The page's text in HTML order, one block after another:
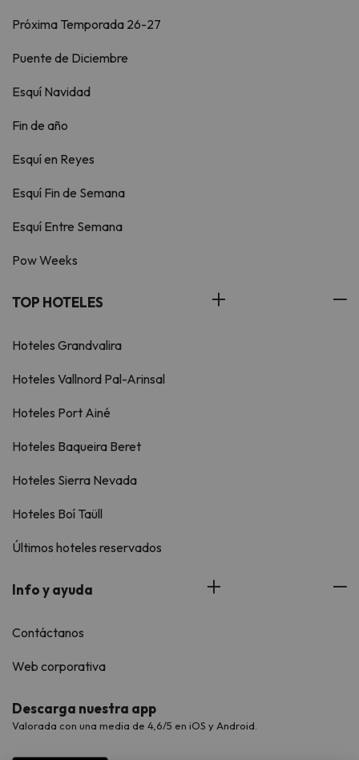
Próxima Temporada 26-27
Puente de Diciembre
Esquí Navidad
Fin de año
Esquí en Reyes
Esquí Fin de Semana
Esquí Entre Semana
Pow Weeks
TOP HOTELES
Hoteles Grandvalira
Hoteles Vallnord Pal-Arinsal
Hoteles Port Ainé
Hoteles Baqueira Beret
Hoteles Sierra Nevada
Hoteles Boí Taüll
Últimos hoteles reservados
Info y ayuda
Contáctanos
Web corporativa
Descarga nuestra app
Valorada con una media de 4,6/5 en iOS y Android.